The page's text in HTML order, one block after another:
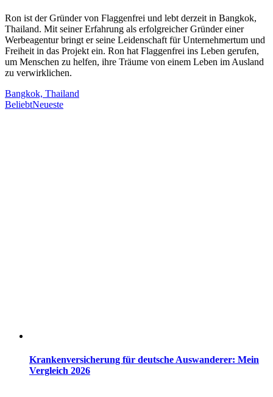
Ron ist der Gründer von Flaggenfrei und lebt derzeit in Bangkok,
Thailand. Mit seiner Erfahrung als erfolgreicher Gründer einer
Werbeagentur bringt er seine Leidenschaft für Unternehmertum und
Freiheit in das Projekt ein. Ron hat Flaggenfrei ins Leben gerufen,
um Menschen zu helfen, ihre Träume von einem Leben im Ausland
zu verwirklichen.
Bangkok, Thailand
BeliebtNeueste
Krankenversicherung für deutsche Auswanderer: Mein
Vergleich 2026